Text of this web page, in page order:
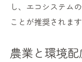
し、エコシステム
ことが推奨されます
農業と環境